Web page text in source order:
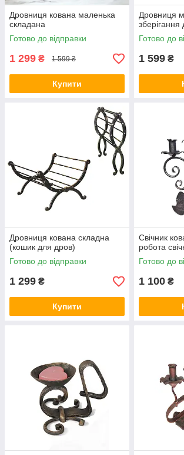
Дровниця кована маленька
складана
Готово до відправки
1 299 ₴ 1 599 ₴
Купити
Дровниця
Готово до
1 599 ₴
Дровниця кована складна
(кошик для дров)
Готово до відправки
1 299 ₴
Купити
Свічник
робота
Готово до
1 100 ₴